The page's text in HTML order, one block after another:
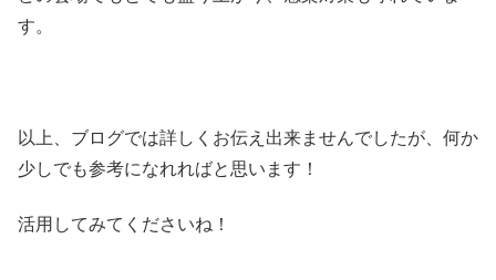
す。
以上、ブログでは詳しくお伝え出来ませんでしたが、何か
少しでも参考になれればと思います！
活用してみてくださいね！